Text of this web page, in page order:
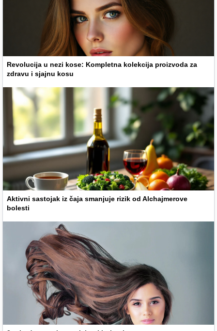
Revolucija u nezi kose: Kompletna kolekcija proizvoda za
zdravu i sjajnu kosu
Aktivni sastojak iz čaja smanjuje rizik od Alchajmerove
bolesti